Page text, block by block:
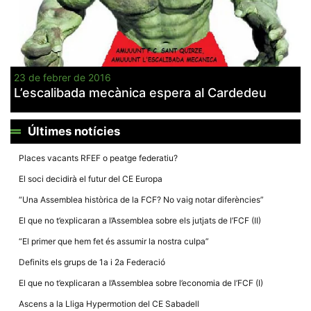
23 de febrer de 2016
L’escalibada mecànica espera al Cardedeu
Últimes notícies
Places vacants RFEF o peatge federatiu?
El soci decidirà el futur del CE Europa
“Una Assemblea històrica de la FCF? No vaig notar diferències”
El que no t’explicaran a l’Assemblea sobre els jutjats de l’FCF (II)
“El primer que hem fet és assumir la nostra culpa”
Definits els grups de 1a i 2a Federació
El que no t’explicaran a l’Assemblea sobre l’economia de l’FCF (I)
Ascens a la Lliga Hypermotion del CE Sabadell
En compartir
els teus
interessos i
comportament
mentre
navegues pel
incrementes
de mirar
ofertes i